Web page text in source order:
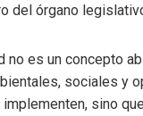
del órgano
es un concepto
sociales y
sino